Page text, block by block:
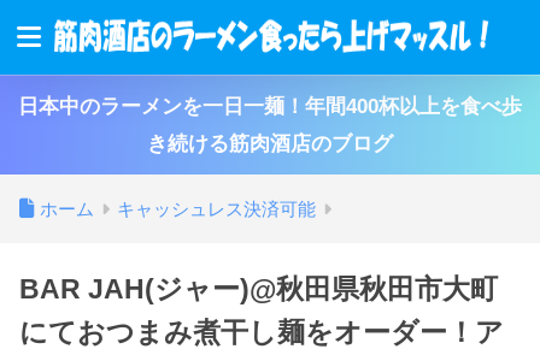
日本中のラーメンを一日一麺！年間400杯以上を食べ歩
き続ける筋肉酒店のブログ
ホーム キャッシュレス決済可能
BAR JAH(ジャー)@秋田県秋田市大町
にておつまみ煮干し麺をオーダー！ア